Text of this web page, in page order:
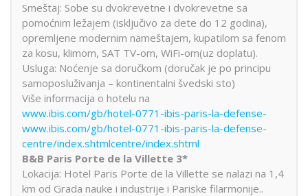
Smeštaj: Sobe su dvokrevetne i dvokrevetne sa
pomoćnim ležajem (isključivo za dete do 12 godina),
opremljene modernim nameštajem, kupatilom sa fenom
za kosu, klimom, SAT TV-om, WiFi-om(uz doplatu).
Usluga: Noćenje sa doručkom (doručak je po principu
samoposluživanja – kontinentalni švedski sto)
Više informacija o hotelu na
www.ibis.com/gb/hotel-0771-ibis-paris-la-defense-
www.ibis.com/gb/hotel-0771-ibis-paris-la-defense-
centre/index.shtmlcentre/index.shtml
B&B Paris Porte de la Villette 3*
Lokacija: Hotel Paris Porte de la Villette se nalazi na 1,4
km od Grada nauke i industrije i Pariske filarmonije..